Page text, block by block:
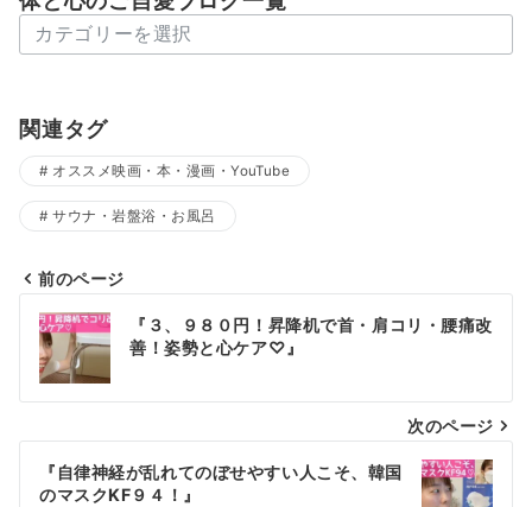
体
と
の
ご
自
愛
ブ
グ
関連タグ
オススメ映画・本・漫画・YouTube
サウナ・岩盤浴・お風呂
投
稿
ナ
ビ
前のページ
『３、９８０円！昇降机で首・肩コリ・腰痛改
善！姿勢と心ケア♡』
次のページ
『自律神経が乱れてのぼせやすい人こそ、韓国
のマスクKF９４！』